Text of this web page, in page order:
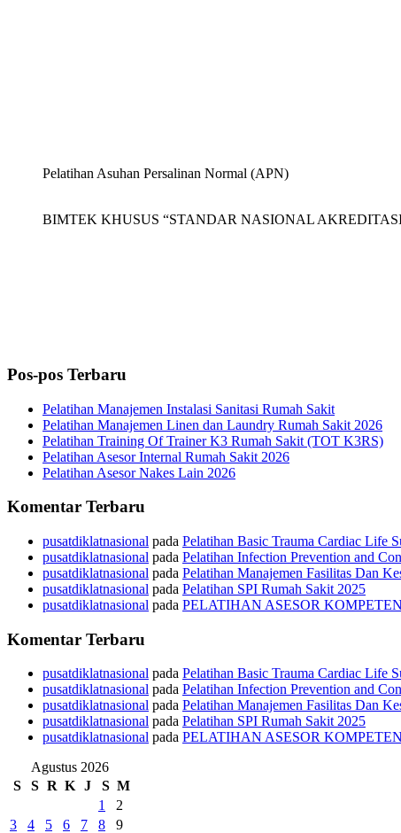
Pelatihan Asuhan Persalinan Normal (APN)
BIMTEK KHUSUS “STANDAR NASIONAL
Pos-pos Terbaru
Pelatihan Manajemen Instalasi Sanitasi Rumah Sakit
Pelatihan Manajemen Linen dan Laundry Rumah Sakit 2026
Pelatihan Training Of Trainer K3 Rumah Sakit (TOT K3RS)
Pelatihan Asesor Internal Rumah Sakit 2026
Pelatihan Asesor Nakes Lain 2026
Komentar Terbaru
pusatdiklatnasional pada Pelatihan Basic Trauma Cardiac Life
pusatdiklatnasional pada Pelatihan Infection Prevention and
pusatdiklatnasional pada Pelatihan Manajemen Fasilitas Dan
pusatdiklatnasional pada Pelatihan SPI Rumah Sakit 2025
pusatdiklatnasional pada PELATIHAN ASESOR
Komentar Terbaru
pusatdiklatnasional pada Pelatihan Basic Trauma Cardiac Life
pusatdiklatnasional pada Pelatihan Infection Prevention and
pusatdiklatnasional pada Pelatihan Manajemen Fasilitas Dan
pusatdiklatnasional pada Pelatihan SPI Rumah Sakit 2025
pusatdiklatnasional pada PELATIHAN ASESOR
Agustus 2026
S
S R K J S M
1
2
3
4 5 6 7 8 9